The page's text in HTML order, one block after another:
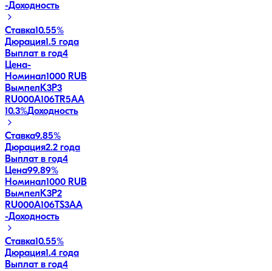
-Доходность
Ставка10.55%
Дюрация1.5 года
Выплат в год4
Цена-
Номинал1000 RUB
ВымпелК3Р3
RU000A106TR5AA
10.3%Доходность
Ставка9.85%
Дюрация2.2 года
Выплат в год4
Цена99.89%
Номинал1000 RUB
ВымпелК3Р2
RU000A106TS3AA
-Доходность
Ставка10.55%
Дюрация1.4 года
Выплат в год4